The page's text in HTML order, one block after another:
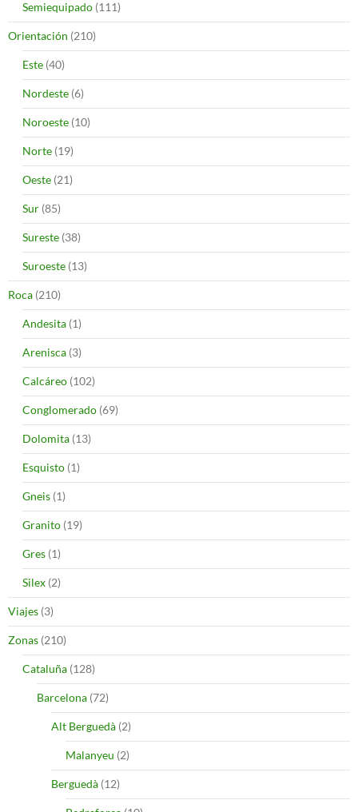
Semiequipado (111)
Orientación (210)
Este (40)
Nordeste (6)
Noroeste (10)
Norte (19)
Oeste (21)
Sur (85)
Sureste (38)
Suroeste (13)
Roca (210)
Andesita (1)
Arenisca (3)
Calcáreo (102)
Conglomerado (69)
Dolomita (13)
Esquisto (1)
Gneis (1)
Granito (19)
Gres (1)
Silex (2)
Viajes (3)
Zonas (210)
Cataluña (128)
Barcelona (72)
Alt Berguedà (2)
Malanyeu (2)
Berguedà (12)